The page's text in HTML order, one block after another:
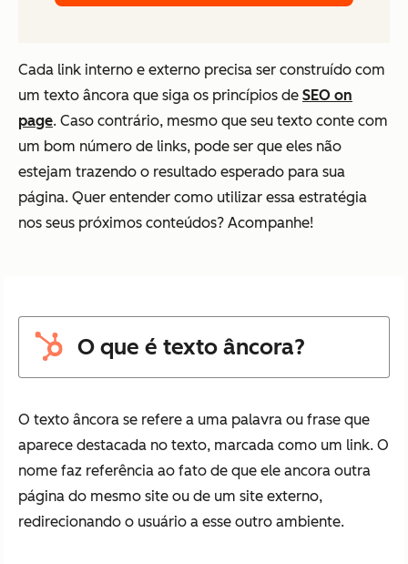
Cada link interno e externo precisa ser construído com
um texto âncora que siga os princípios de SEO on
page. Caso contrário, mesmo que seu texto conte com
um bom número de links, pode ser que eles não
estejam trazendo o resultado esperado para sua
página. Quer entender como utilizar essa estratégia
nos seus próximos conteúdos? Acompanhe!
O que é texto âncora?
O texto âncora se refere a uma palavra ou frase que
aparece destacada no texto, marcada como um link. O
nome faz referência ao fato de que ele ancora outra
página do mesmo site ou de um site externo,
redirecionando o usuário a esse outro ambiente.